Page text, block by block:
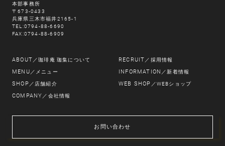
本部事務所
〒673-0433
兵庫県三木市福井2165-1
TEL:0794-88-6690
FAX:0794-88-6909
ABOUT ／珈琲庵 珈集について RECRUIT ／採用情報
MENU ／メニュー INFORMATION ／新着情報
SHOP ／店舗紹介 WEB SHOP ／WEBショップ
COMPANY ／会社情報
お問い合わせ